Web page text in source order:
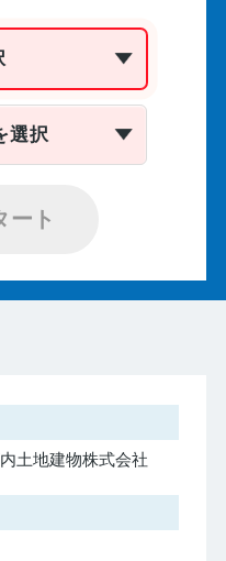
選択
ート
土地建物株式会社